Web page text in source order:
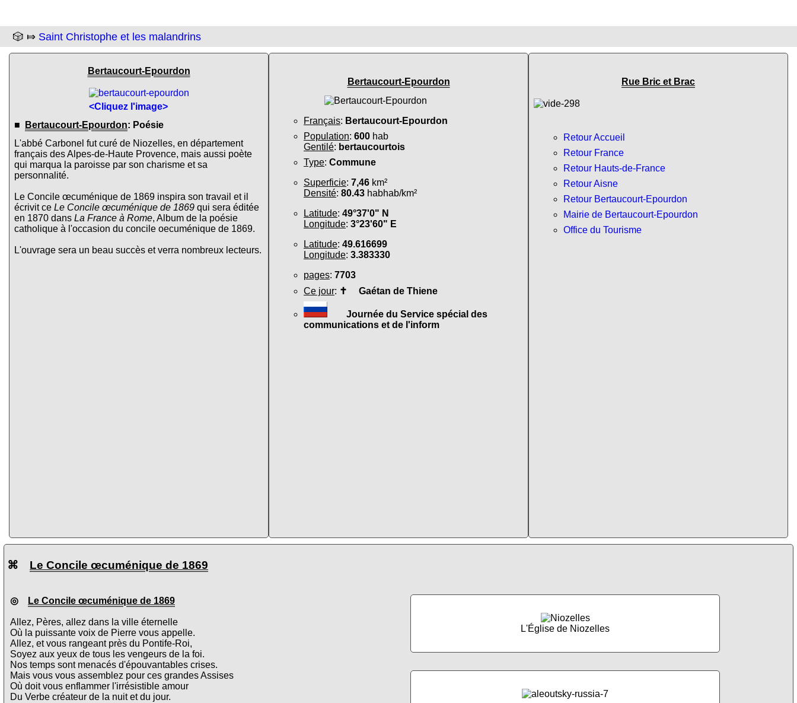
🎲 ⤇ Saint Christophe et les malandrins
Bertaucourt-Epourdon
<Cliquez l'image>
■
Bertaucourt-Epourdon: Poésie
L'abbé Carbonel fut curé de Niozelles, en département
français des Alpes-de-Haute Provence, mais aussi poète
qui marqua la paroisse par son charisme et sa
personnalité.
Le Concile œcuménique de 1869 inspira son travail et il
écrivit ce Le Concile œcuménique de 1869 qui sera éditée
en 1870 dans La France à Rome, Album de la poésie
catholique à l'occasion du concile oecuménique de 1869.
L'ouvrage sera un beau succès et verra nombreux lecteurs.
Bertaucourt-Epourdon
Français: Bertaucourt-Epourdon
Population: 600 hab
Gentilé: bertaucourtois
Type: Commune
Superficie: 7,46 km²
Densité: 80.43 habhab/km²
Latitude: 49°37'0" N
Longitude: 3°23'60" E
Latitude: 49.616699
Longitude: 3.383330
pages: 7703
Ce jour: ✝ Gaétan de Thiene
Journée du Service spécial des
communications et de l'inform
Rue Bric et Brac
Retour Accueil
Retour France
Retour Hauts-de-France
Retour Aisne
Retour Bertaucourt-Epourdon
Mairie de Bertaucourt-Epourdon
Office du Tourisme
⌘ Le Concile œcuménique de 1869
◎ Le Concile œcuménique de 1869
Allez, Pères, allez dans la ville éternelle
Où la puissante voix de Pierre vous appelle.
Allez, et vous rangeant près du Pontife-Roi,
Soyez aux yeux de tous les vengeurs de la foi.
Nos temps sont menacés d'épouvantables crises.
Mais vous vous assemblez pour ces grandes Assises
Où doit vous enflammer l'irrésistible amour
Du Verbe créateur de la nuit et du jour.
L'Église de Niozelles